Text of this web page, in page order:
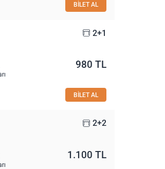
BİLET AL
2+1
980 TL
BİLET AL
2+2
1.100 TL